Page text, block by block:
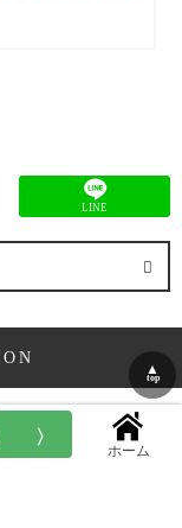
LINE
▲
top
ホーム